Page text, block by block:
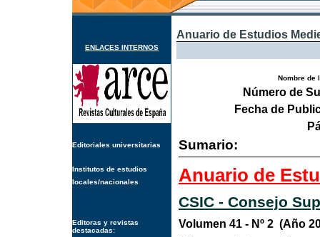
ENLACES INTERNOS
Editoriales universitarias
Institutos de estudios
locales/nacionales
Editoras y revistas
destacadas:
Anuario de Estudios
Nombre de
Número de
Fecha de
Sumario:
Anuario de
CSIC - Consejo
Volumen 41 - Nº 2 (Año